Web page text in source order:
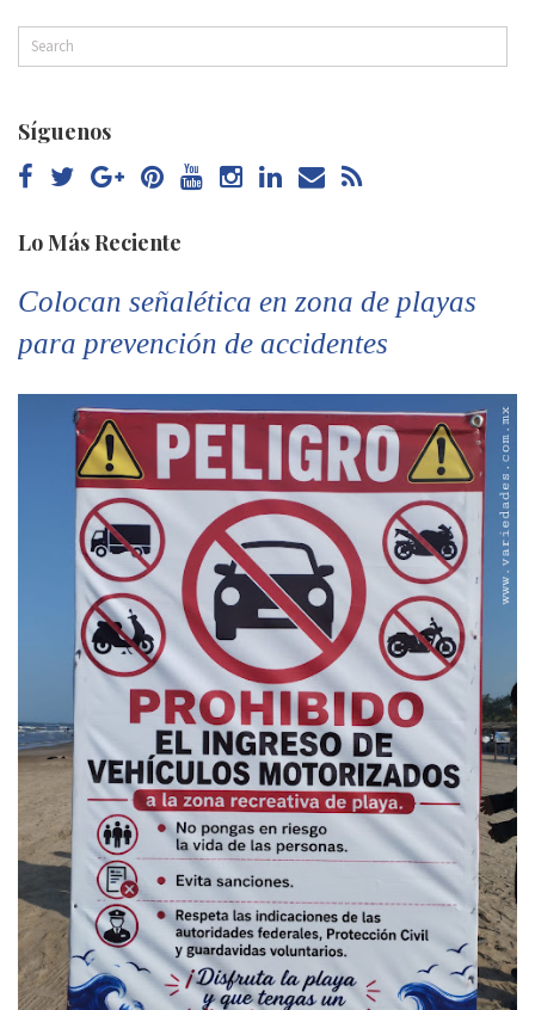
Síguenos
Lo Más Reciente
Colocan señalética en zona de playas
para prevención de accidentes